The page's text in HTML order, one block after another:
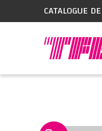
CATALOGUE